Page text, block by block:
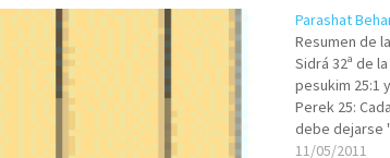
Parashat
Resumen de
Sidrá 32ª de
pesukim 25:1
Perek 25:
debe dejarse
para el judío
11/05/2011